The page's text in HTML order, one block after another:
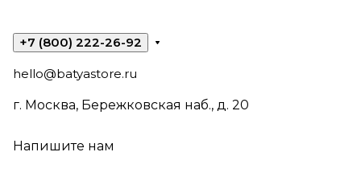
+7 (800) 222-26-92
hello@batyastore.ru
г. Москва, Бережковская наб., д. 20
Напишите нам